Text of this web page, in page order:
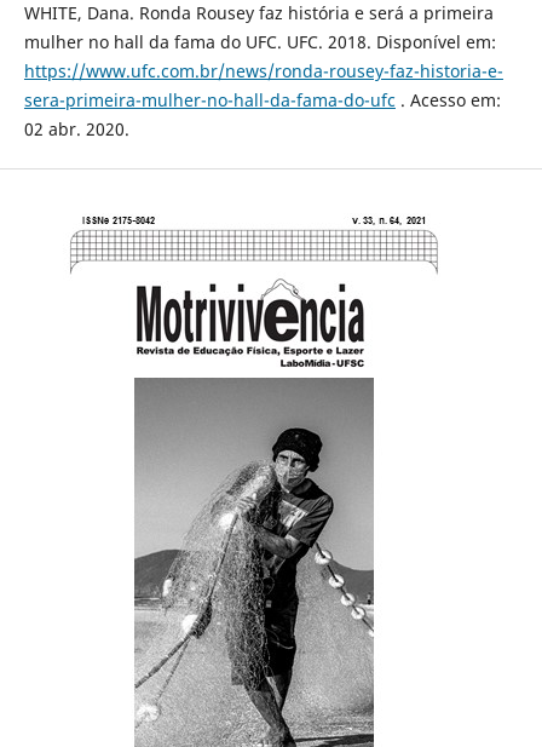
WHITE, Dana. Ronda Rousey faz história e será a primeira
mulher no hall da fama do UFC. UFC. 2018. Disponível em:
https://www.ufc.com.br/news/ronda-rousey-faz-historia-e-
sera-primeira-mulher-no-hall-da-fama-do-ufc . Acesso em:
02 abr. 2020.